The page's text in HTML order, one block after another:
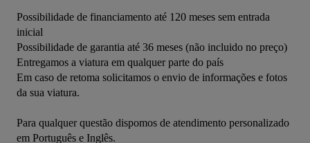
Possibilidade de financiamento até 120 meses sem entrada
inicial
Possibilidade de garantia até 36 meses (não incluido no preço)
Entregamos a viatura em qualquer parte do país
Em caso de retoma solicitamos o envio de informações e fotos
da sua viatura.
Para qualquer questão dispomos de atendimento personalizado
em Português e Inglês.